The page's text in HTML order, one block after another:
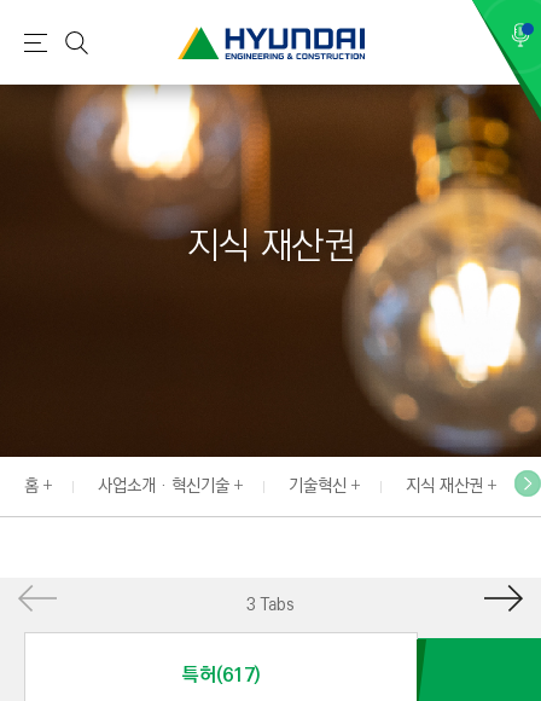
현
건
설
(
H
Y
E
N
E
E
메
뉴
검
색
지식 재산권
홈 사업소개 · 혁신기술 기술혁신 지식 재산권
3 Tabs
특허(617)